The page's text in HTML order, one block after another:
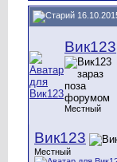
Вик123
Местный
Вик123
Местный